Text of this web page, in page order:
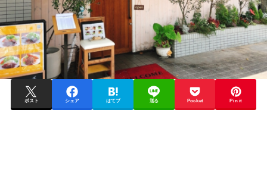
ポスト シェア はてブ 送る Pocket Pin it